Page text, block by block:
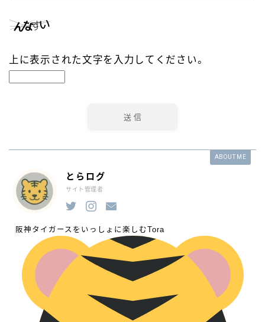
上に表示された文字を入力してください。
ABOUT ME
とらログ
サイト管理者
阪神タイガースをいっしょに楽しむTora